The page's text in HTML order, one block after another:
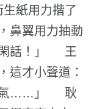
紙用力揩了
鼻翼用力抽動
閑話！」 王
這才小聲道：
氣……」 耿